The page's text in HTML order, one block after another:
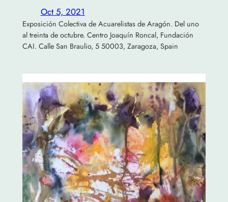
Oct 5, 2021
Exposición Colectiva de Acuarelistas de Aragón. Del uno
al treinta de octubre. Centro Joaquín Roncal, Fundación
CAI. Calle San Braulio, 5 50003, Zaragoza, Spain